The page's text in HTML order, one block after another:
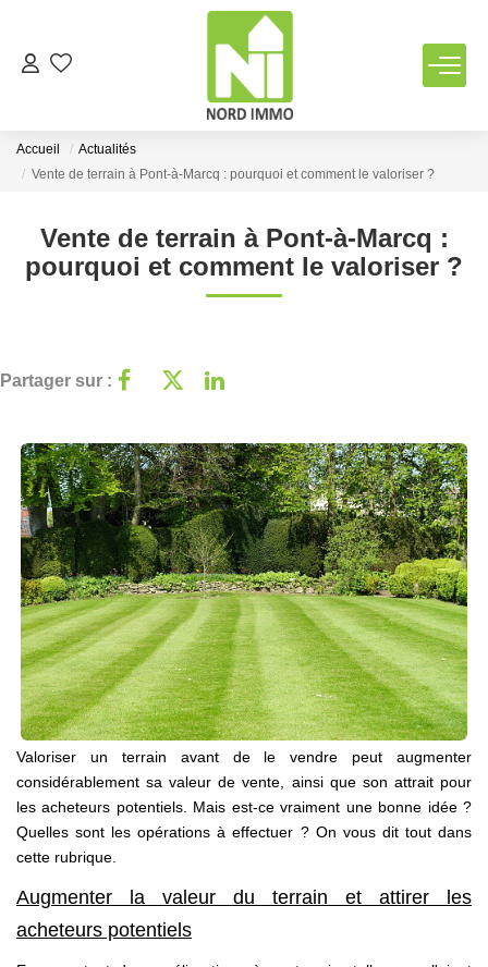
VENTES
LOCATIONS
TERRAINS
NOTRE AGENCE
Notre Équipe
Nous Rejoindre
Nos Partenaires
Nos Actualités
Avis Clients
CONTACT
Accueil
Actualités
Vente de terrain à Pont-à-Marcq : pourquoi et comment le valoriser ?
Vente de terrain à Pont-à-Marcq :
pourquoi et comment le valoriser ?
Partager sur :
Valoriser un terrain avant de le vendre peut augmenter
considérablement sa valeur de vente, ainsi que son attrait pour
les acheteurs potentiels. Mais est-ce vraiment une bonne idée ?
Quelles sont les opérations à effectuer ? On vous dit tout dans
cette rubrique.
Augmenter la valeur du terrain et attirer les
acheteurs potentiels